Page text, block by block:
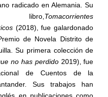
radicado en Alemania. Su
libro, Tomacorrientes
(2018), fue galardonado
de Novela Distrito de
Su primera colección de
no has perdido 2019), fue
de Cuentos de la
Sus trabajos han